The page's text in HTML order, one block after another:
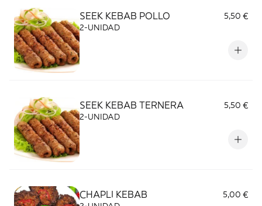
SEEK KEBAB POLLO
5,50 €
2-UNIDAD
SEEK KEBAB TERNERA
5,50 €
2-UNIDAD
CHAPLI KEBAB
5,00 €